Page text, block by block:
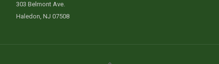
303 Belmont Ave.
Haledon, NJ 07508